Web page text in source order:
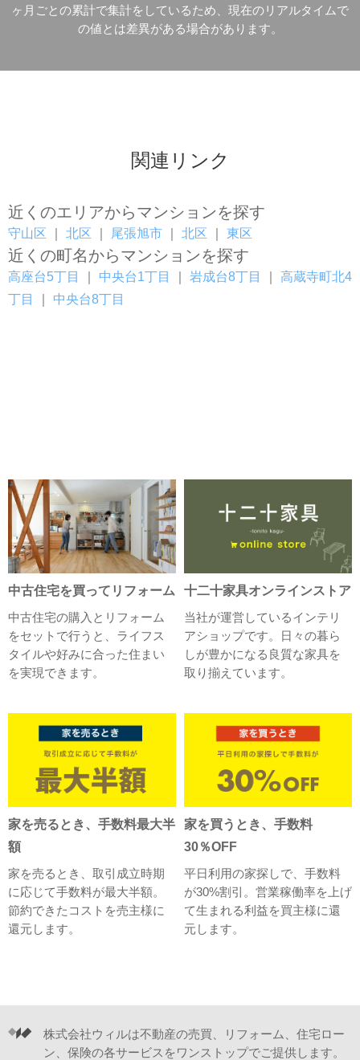
ヶ月ごとの累計で集計をしているため、現在のリアルタイムで
の値とは差異がある場合があります。
関連リンク
近くのエリアからマンションを探す
守山区 北区 尾張旭市 北区 東区
近くの町名からマンションを探す
高座台5丁目 中央台1丁目 岩成台8丁目
高蔵寺町北4
丁目
中央台8丁目
中古住宅を買ってリフォーム
中古住宅の購入とリフォーム
をセットで行うと、ライフス
タイルや好みに合った住まい
を実現できます。
十二十家具オンラインストア
当社が運営しているインテリ
アショップです。日々の暮ら
しが豊かになる良質な家具を
取り揃えています。
家を売るとき、手数料最大半
額
家を売るとき、取引成立時期
に応じて手数料が最大半額。
節約できたコストを売主様に
還元します。
家を買うとき、手数料
30％OFF
平日利用の家探しで、手数料
が30%割引。営業稼働率を上げ
て生まれる利益を買主様に還
元します。
株式会社ウィルは不動産の売買、リフォーム、住宅ロー
ン、保険の各サービスをワンストップでご提供します。